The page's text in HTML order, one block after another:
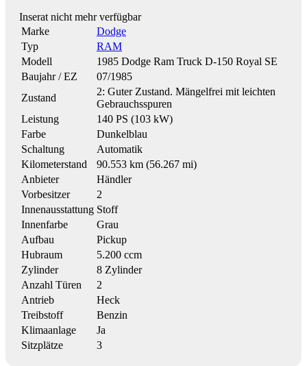
Inserat nicht mehr verfügbar
Marke
Dodge
Typ
RAM
Modell
1985 Dodge Ram Truck D-150 Royal SE
Baujahr / EZ
07/1985
Zustand
2: Guter Zustand. Mängelfrei mit leichten
Gebrauchsspuren
Leistung
140 PS (103 kW)
Farbe
Dunkelblau
Schaltung
Automatik
Kilometerstand
90.553 km (56.267 mi)
Anbieter
Händler
Vorbesitzer
2
Innenausstattung Stoff
Innenfarbe
Grau
Aufbau
Pickup
Hubraum
5.200 ccm
Zylinder
8 Zylinder
Anzahl Türen
2
Antrieb
Heck
Treibstoff
Benzin
Klimaanlage
Ja
Sitzplätze
3